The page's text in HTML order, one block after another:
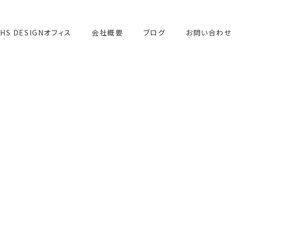
HS DESIGNオフィス 会社概要 ブログ お問い合わせ